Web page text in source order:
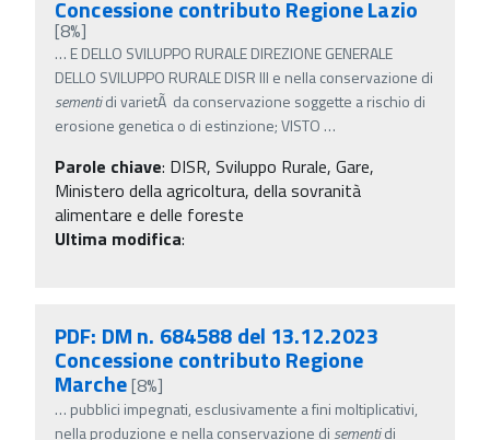
Concessione contributo Regione Lazio
[8%]
… E DELLO SVILUPPO RURALE DIREZIONE GENERALE
DELLO SVILUPPO RURALE DISR III e nella conservazione di
sementidi varietÃ da conservazione soggette a rischio di
erosione genetica o di estinzione; VISTO …
Parole chiave: DISR, Sviluppo Rurale, Gare,
Ministero della agricoltura, della sovranità
alimentare e delle foreste
Ultima modifica:
PDF: DM n. 684588 del 13.12.2023
Concessione contributo Regione
Marche[8%]
… pubblici impegnati, esclusivamente a fini moltiplicativi,
nella produzione e nella conservazione di sementidi